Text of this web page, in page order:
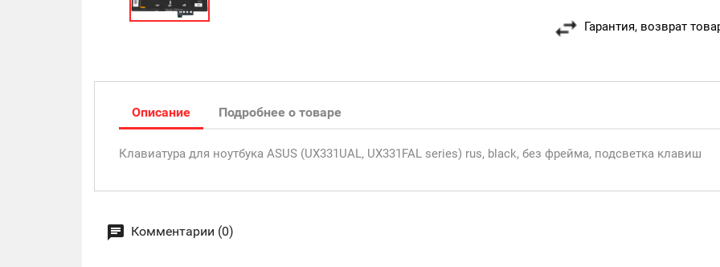
Гарантия, возврат
Описание Подробнее о товаре
Клавиатура для ноутбука ASUS (UX331UAL, UX331FAL series) rus, black, без фрейма, подсветка клавиш
Комментарии (0)